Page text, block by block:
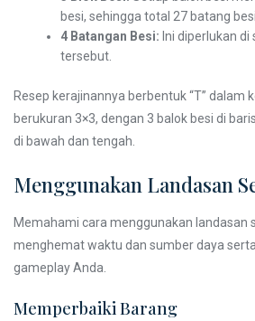
besi, sehingga total 27 batang
4 Batangan Besi: Ini diperlukan
tersebut.
Resep kerajinannya berbentuk “T” dalam
berukuran 3×3, dengan 3 balok besi di
di bawah dan tengah.
Menggunakan Landasan
Memahami cara menggunakan landasan
menghemat waktu dan sumber daya
gameplay Anda.
Memperbaiki Barang